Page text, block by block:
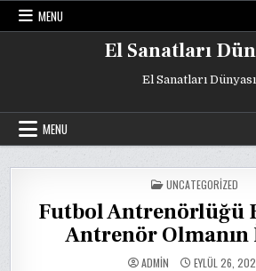
Skip
MENU
El Sanatları
El Sanatları Dünyası
MENU
POSTED
IN
UNCATEGORIZED
Futbol Antrenörlüğü
Antrenör Olmanın
ADMIN EYLÜL 26,